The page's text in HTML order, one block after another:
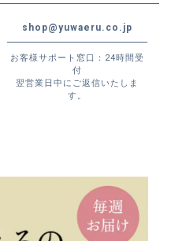
shop@yuwaeru.co.jp
お客様サポート窓口：24時間受
付
翌営業日中にご返信いたしま
す。